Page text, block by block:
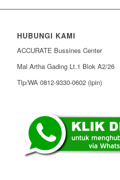
HUBUNGI KAMI
ACCURATE Bussines Center
Mal Artha Gading Lt.1 Blok A2/26
Tlp/WA 0812-9330-0602 (ipin)